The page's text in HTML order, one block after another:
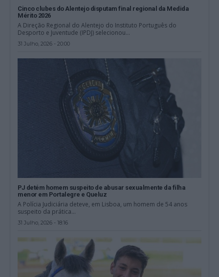
Cinco clubes do Alentejo disputam final regional da Medida
Mérito 2026
A Direção Regional do Alentejo do Instituto Português do
Desporto e Juventude (IPDJ) selecionou...
31 Julho, 2026 - 20:00
PJ detém homem suspeito de abusar sexualmente da filha
menor em Portalegre e Queluz
A Polícia Judiciária deteve, em Lisboa, um homem de 54 anos
suspeito da prática...
31 Julho, 2026 - 18:16